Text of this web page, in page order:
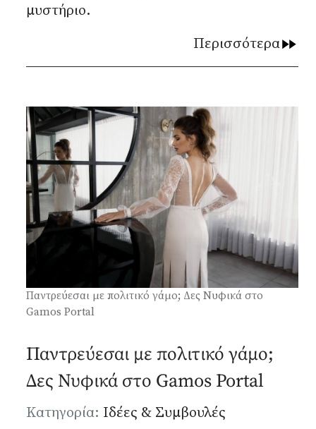
μυστήριο.
Περισσότερα
Παντρεύεσαι με πολιτικό γάμο; Δες Νυφικά στο
Gamos Portal
Παντρεύεσαι με πολιτικό γάμο;
Δες Νυφικά στο Gamos Portal
Λεπτομέρειες
Κατηγορία: Ιδέες & Συμβουλές